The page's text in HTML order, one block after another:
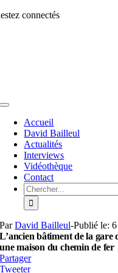
Allerconnectés
Toggle
NavigationAccueil
David Bailleul
Actualités
Interviews
Vidéothèque
Contact
Rechercher:
ParDavid Bailleul-Publié le:
L’ancien bâtiment de la gare
une maison du chemin de fer
Partager
Tweeter